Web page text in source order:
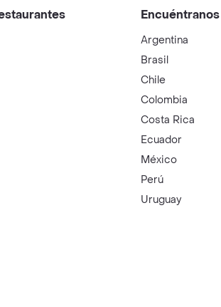
Argentina
Brasil
Chile
Colombia
Costa Rica
Ecuador
México
Perú
Uruguay